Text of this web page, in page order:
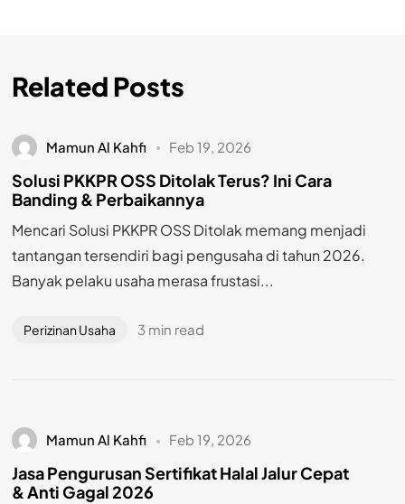
Related Posts
Mamun Al Kahfi Feb 19, 2026
Solusi PKKPR OSS Ditolak Terus? Ini Cara
Banding & Perbaikannya
Mencari Solusi PKKPR OSS Ditolak memang menjadi
tantangan tersendiri bagi pengusaha di tahun 2026.
Banyak pelaku usaha merasa frustasi...
Perizinan Usaha 3 min read
Mamun Al Kahfi Feb 19, 2026
Jasa Pengurusan Sertifikat Halal Jalur Cepat
& Anti Gagal 2026